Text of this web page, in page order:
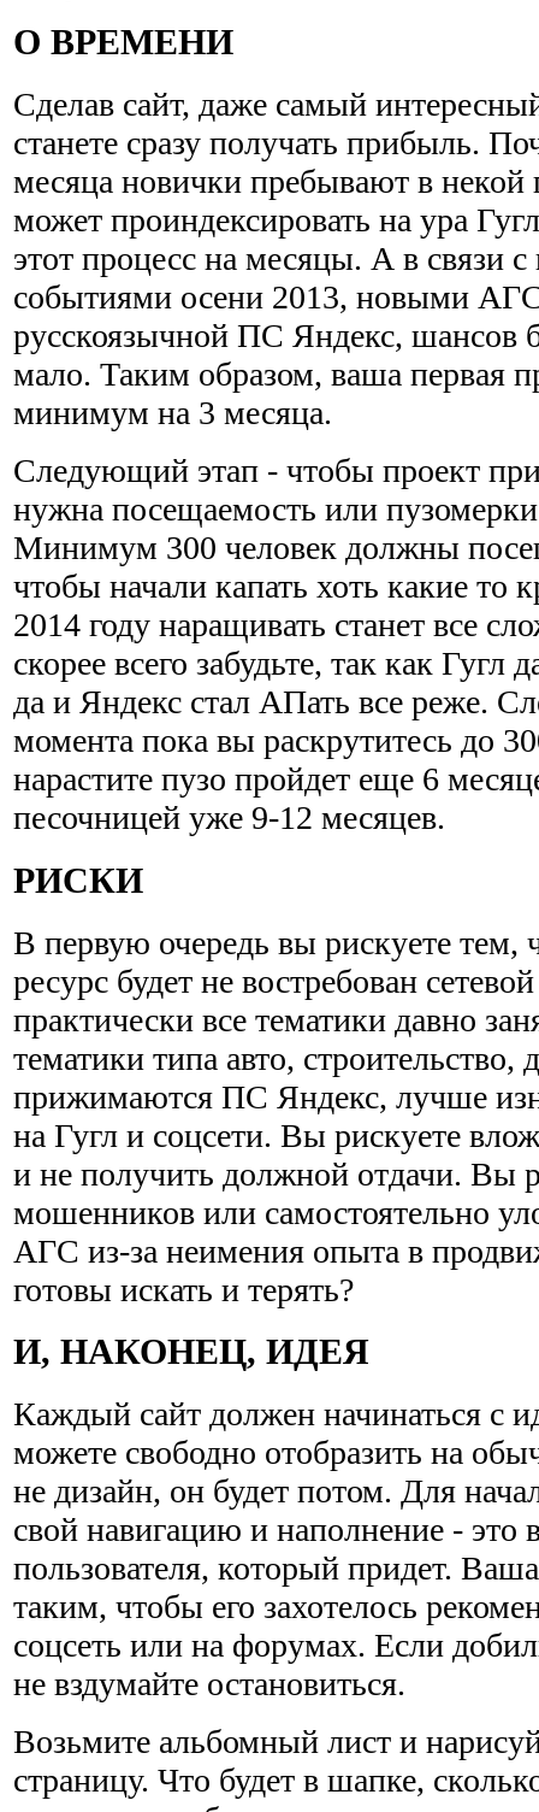
О ВРЕМЕНИ
Сделав сайт, даже самый
станете сразу получать прибыль.
месяца новички пребывают в некой
может проиндексировать на ура
этот процесс на месяцы. А в связи
событиями осени 2013, новыми
русскоязычной ПС Яндекс, шансов
мало. Таким образом, ваша первая
минимум на 3 месяца.
Следующий этап - чтобы проект
нужна посещаемость или
Минимум 300 человек должны
чтобы начали капать хоть какие то
2014 году наращивать станет все
скорее всего забудьте, так как Гугл
да и Яндекс стал АПать все реже.
момента пока вы раскрутитесь до
нарастите пузо пройдет еще 6
песочницей уже 9-12 месяцев.
РИСКИ
В первую очередь вы рискуете
ресурс будет не востребован
практически все тематики давно
тематики типа авто, строительство,
прижимаются ПС Яндекс, лучше
на Гугл и соцсети. Вы рискуете
и не получить должной отдачи. Вы
мошенников или самостоятельно
АГС из-за неимения опыта в
готовы искать и терять?
И, НАКОНЕЦ, ИДЕЯ
Каждый сайт должен начинаться с
можете свободно отобразить на
не дизайн, он будет потом. Для
свой навигацию и наполнение -
пользователя, который придет. Ваша
таким, чтобы его захотелось
соцсеть или на форумах. Если
не вздумайте остановиться.
Возьмите альбомный лист и
страницу. Что будет в шапке,